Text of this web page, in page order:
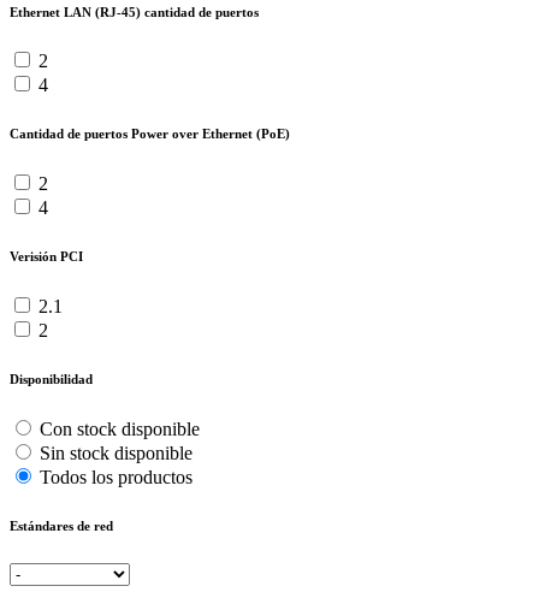
Ethernet LAN (RJ-45) cantidad de puertos
2
4
Cantidad de puertos Power over Ethernet (PoE)
2
4
Verisión PCI
2.1
2
Disponibilidad
Con stock disponible
Sin stock disponible
Todos los productos
Estándares de red